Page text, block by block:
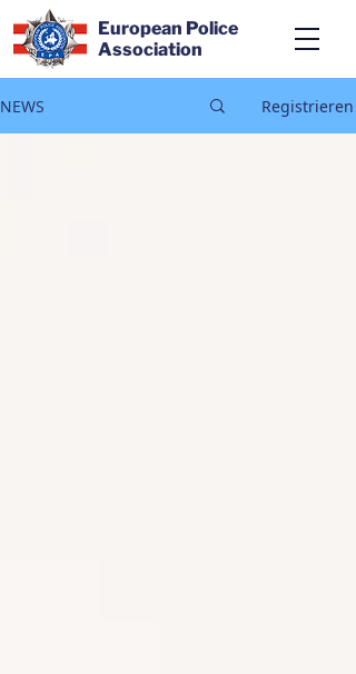
European Police
Association
NEWS Registrieren